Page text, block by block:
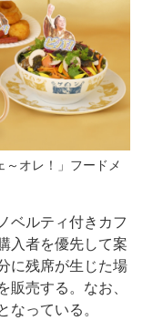
～オレ！」フードメ
ベルティ付きカフ
入者を優先して案
に残席が生じた場
販売する。なお、
なっている。